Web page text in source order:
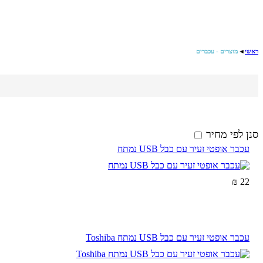
ראשי◄ מוצרים - עכברים
סנן לפי מחיר
עכבר אופטי זעיר עם כבל USB נמתח
22 ₪
עכבר אופטי זעיר עם כבל USB נמתח Toshiba